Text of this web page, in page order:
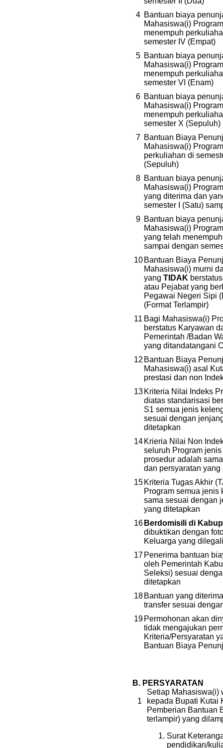
4 Bantuan biaya
Mahasiswa(i)
menempuh
semester IV (Empat)
5 Bantuan biaya
Mahasiswa(i)
menempuh
semester VI (Enam)
6 Bantuan biaya
Mahasiswa(i)
menempuh
semester X (Sepuluh)
7 Bantuan Biaya
Mahasiswa(i)
perkuliahan di
(Sepuluh)
8 Bantuan biaya
Mahasiswa(i)
yang diterima dan
semester I (Satu)
9 Bantuan biaya
Mahasiswa(i)
yang telah
sampai dengan
10 Bantuan Biaya
Mahasiswa(i) murni
yang TIDAK
atau Pejabat yang
Pegawai Negeri Sipi
(Format Terlampir)
11 Bagi Mahasiswa(i)
berstatus Karyawan
Pemerintah /Badan
yang ditandatangani
12 Bantuan Biaya
Mahasiswa(i) asal
prestasi dan non
13 Kriteria Nilai Indeks
diatas standarisasi
S1 semua jenis
sesuai dengan
ditetapkan
14 Krieria Nilai Non
seluruh Program
prosedur adalah
dan persyaratan yang
15 Kriteria Tugas Akhir
Program semua jenis
sama sesuai dengan
yang ditetapkan
16 Berdomisili di
dibuktikan dengan
Keluarga yang
17 Penerima bantuan
oleh Pemerintah
Seleksi) sesuai
ditetapkan
18 Bantuan yang
transfer sesuai
19 Permohonan akan
tidak mengajukan
Kriteria/Persyaratan
Bantuan Biaya
B. PERSYARATAN
1
Setiap Mahasiswa(i)
kepada Bupati Kutai
Pemberian Bantuan
terlampir) yang
Surat
pendidikan/